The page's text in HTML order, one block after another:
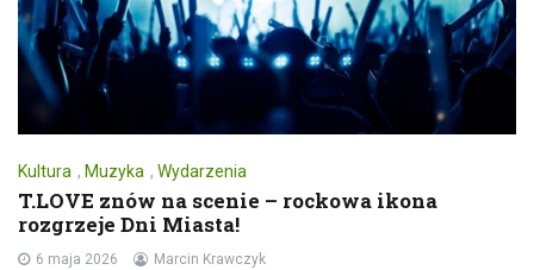
Kultura , Muzyka , Wydarzenia
T.LOVE znów na scenie – rockowa ikona
rozgrzeje Dni Miasta!
6 maja 2026 Marcin Krawczyk